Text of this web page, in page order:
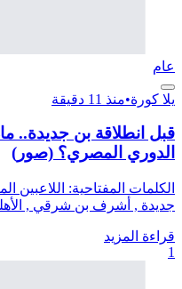
عام
يلا كورة•منذ 11 دقيقة
الدوري المصري؟ (صور)
الكلمات المفتاحية:
جديدة , أشرف بن شرقي ,
قراءة المزيد
1